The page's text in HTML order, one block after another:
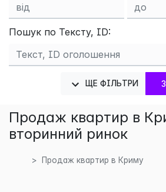
Пошук по Тексту, ID:
ЩЕ ФІЛЬТРИ
Продаж квартир в
вторинний ринок
Продаж квартир в Криму